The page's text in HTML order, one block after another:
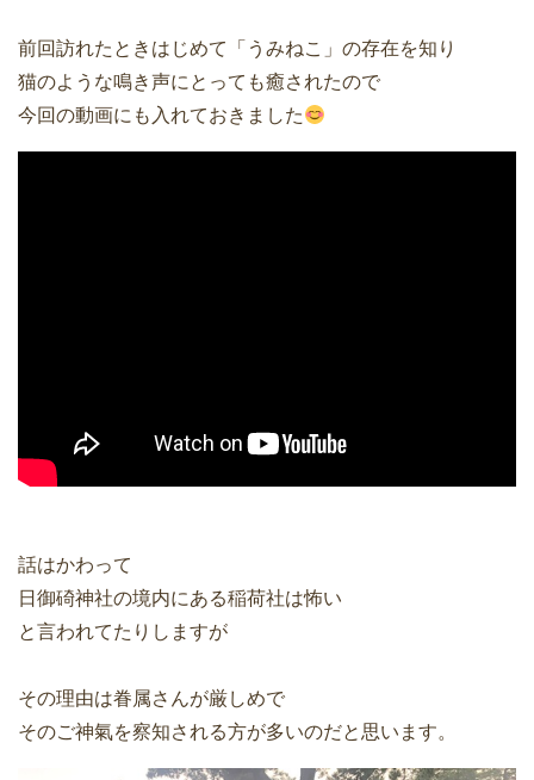
前回訪れたときはじめて「うみねこ」の存在を知り
猫のような鳴き声にとっても癒されたので
今回の動画にも入れておきました
話はかわって
日御碕神社の境内にある稲荷社は怖い
と言われてたりしますが
その理由は眷属さんが厳しめで
そのご神氣を察知される方が多いのだと思います。